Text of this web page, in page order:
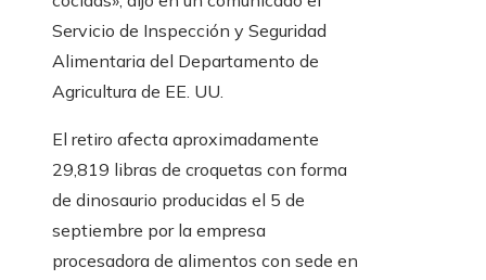
Servicio de Inspección y Seguridad
Alimentaria del Departamento de
Agricultura de EE. UU.
El retiro afecta aproximadamente
29,819 libras de croquetas con forma
de dinosaurio producidas el 5 de
septiembre por la empresa
procesadora de alimentos con sede en